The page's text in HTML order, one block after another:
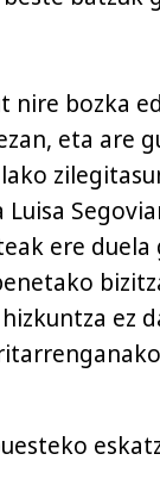
nire bozka
eta are
ere
ez